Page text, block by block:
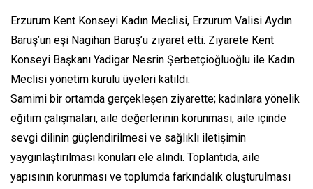
Erzurum Kent Konseyi Kadın Meclisi, Erzurum Valisi Aydın
Baruş’un eşi Nagihan Baruş’u ziyaret etti. Ziyarete Kent
Konseyi Başkanı Yadigar Nesrin Şerbetçioğluoğlu ile Kadın
Meclisi yönetim kurulu üyeleri katıldı.
Samimi bir ortamda gerçekleşen ziyarette; kadınlara yönelik
eğitim çalışmaları, aile değerlerinin korunması, aile içinde
sevgi dilinin güçlendirilmesi ve sağlıklı iletişimin
yaygınlaştırılması konuları ele alındı. Toplantıda, aile
yapısının korunması ve toplumda farkındalık oluşturulması